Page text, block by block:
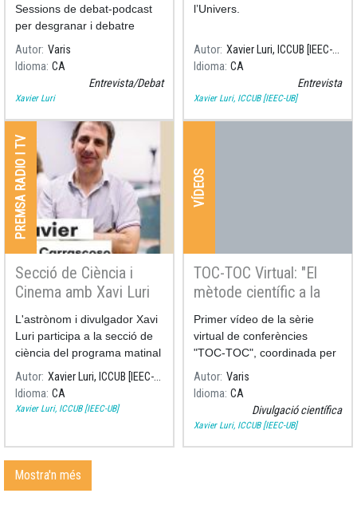
Sessions de debat-podcast
per desgranar i debatre
solucions a l'emergència
climàtica, sota el lema
"DESMATERIALITZANT".
Autor Varis
Idioma CA
Entrevista/Debat
Xavier Luri
l’Univers.
Autor
Xavier Luri, ICCUB [IEEC-UB]
Idioma CA
Entrevista
Xavier Luri, ICCUB [IEEC-UB]
PREMSA RADIO I TV
Secció de Ciència i
Cinema amb Xavi Luri
L'astrònom i divulgador Xavi
Luri participa a la secció de
ciència del programa matinal
"Són 4 dies", a l'emissora
RNE 4, comentant la ciència
darrera d'algunes de les
Autor
Xavier Luri, ICCUB [IEEC-UB]
Idioma CA
Xavier Luri, ICCUB [IEEC-UB]
VÍDEOS
TOC-TOC Virtual: "El
mètode científic a la
vida quotidiana"
Primer vídeo de la sèrie
virtual de conferències
"TOC-TOC", coordinada per
al UB Divulga.
Autor Varis
Idioma CA
Divulgació científica
Xavier Luri, ICCUB [IEEC-UB]
Mostra'n més